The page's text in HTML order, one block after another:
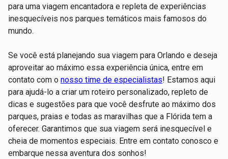
para uma viagem encantadora e repleta de experiências
inesquecíveis nos parques temáticos mais famosos do
mundo.
Se você está planejando sua viagem para Orlando e deseja
aproveitar ao máximo essa experiência única, entre em
contato com o nosso time de especialistas! Estamos aqui
para ajudá-lo a criar um roteiro personalizado, repleto de
dicas e sugestões para que você desfrute ao máximo dos
parques, praias e todas as maravilhas que a Flórida tem a
oferecer. Garantimos que sua viagem será inesquecível e
cheia de momentos especiais. Entre em contato conosco e
embarque nessa aventura dos sonhos!